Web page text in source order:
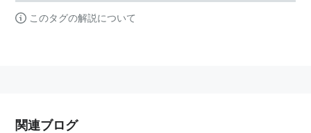
このタグの解説について
関連ブログ